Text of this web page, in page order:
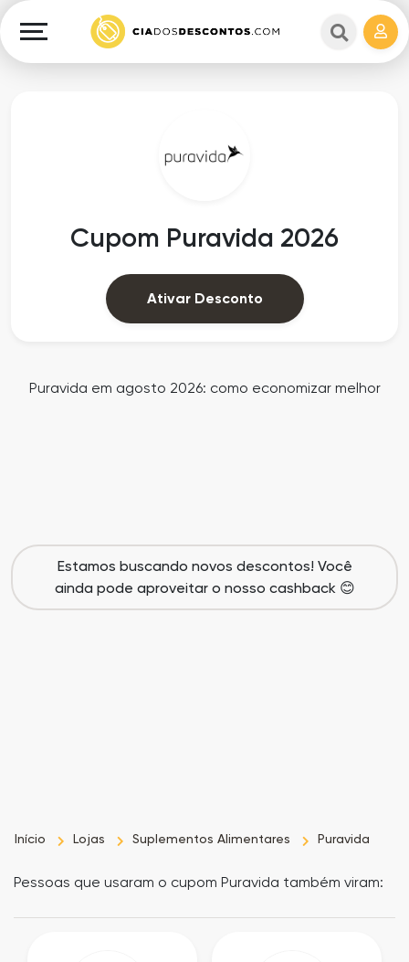
Cashback
Lojas
Datas
Todos
os
as
Ofertas
Explorar
Cupons
Dinheiro
Cupom Puravida 2026
Ativar Desconto
Puravida em agosto 2026: como economizar melhor
Estamos buscando novos descontos! Você
ainda pode aproveitar o nosso cashback 😊
Início Lojas Suplementos Alimentares Puravida
Pessoas que usaram o cupom Puravida também viram: